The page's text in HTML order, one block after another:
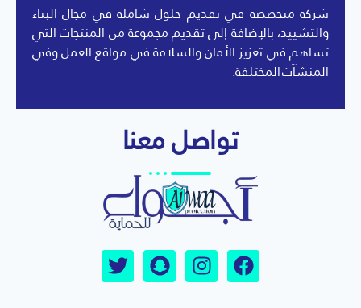
شركة متخصصة في تقديم حلول شاملة في مجال البناء
والتشييد، بالإضافة إلى تقديم مجموعة من المنتجات التي
تساهم في تعزيز الأمان والسلامة في مواقع العمل وفي
المنشآت المختلفة.
تواصل معنا